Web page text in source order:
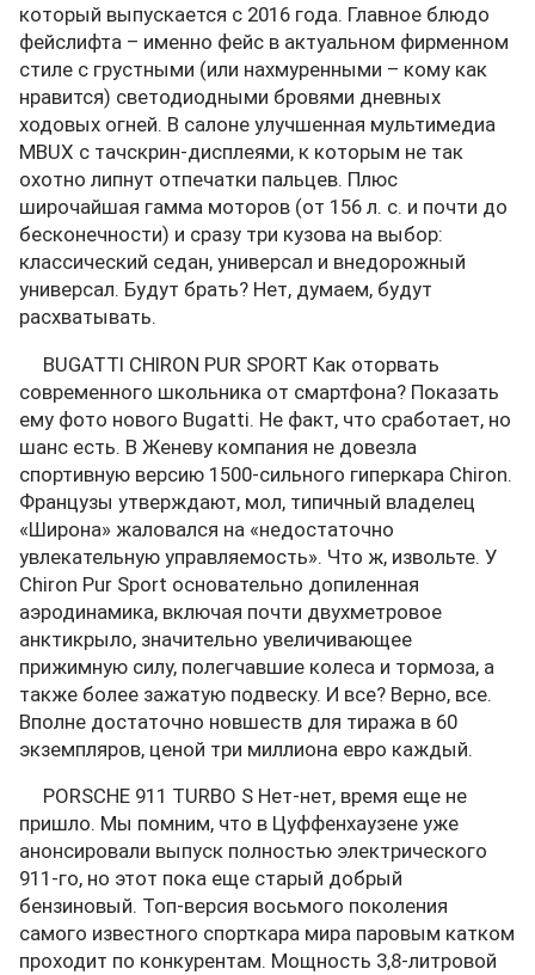
который выпускается с 2016 года. Главное блюдо
фейслифта – именно фейс в актуальном фирменном
стиле с грустными (или нахмуренными – кому как
нравится) светодиодными бровями дневных
ходовых огней. В салоне улучшенная мультимедиа
MBUX с тачскрин-дисплеями, к которым не так
охотно липнут отпечатки пальцев. Плюс
широчайшая гамма моторов (от 156 л. с. и почти до
бесконечности) и сразу три кузова на выбор:
классический седан, универсал и внедорожный
универсал. Будут брать? Нет, думаем, будут
расхватывать.
BUGATTI CHIRON PUR SPORT Как оторвать
современного школьника от смартфона? Показать
ему фото нового Bugatti. Не факт, что сработает, но
шанс есть. В Женеву компания не довезла
спортивную версию 1500-сильного гиперкара Chiron.
Французы утверждают, мол, типичный владелец
«Широна» жаловался на «недостаточно
увлекательную управляемость». Что ж, извольте. У
Chiron Pur Sport основательно допиленная
аэродинамика, включая почти двухметровое
анктикрыло, значительно увеличивающее
прижимную силу, полегчавшие колеса и тормоза, а
также более зажатую подвеску. И все? Верно, все.
Вполне достаточно новшеств для тиража в 60
экземпляров, ценой три миллиона евро каждый.
PORSCHE 911 TURBO S Нет-нет, время еще не
пришло. Мы помним, что в Цуффенхаузене уже
анонсировали выпуск полностью электрического
911-го, но этот пока еще старый добрый
бензиновый. Топ-версия восьмого поколения
самого известного спорткара мира паровым катком
проходит по конкурентам. Мощность 3,8-литровой